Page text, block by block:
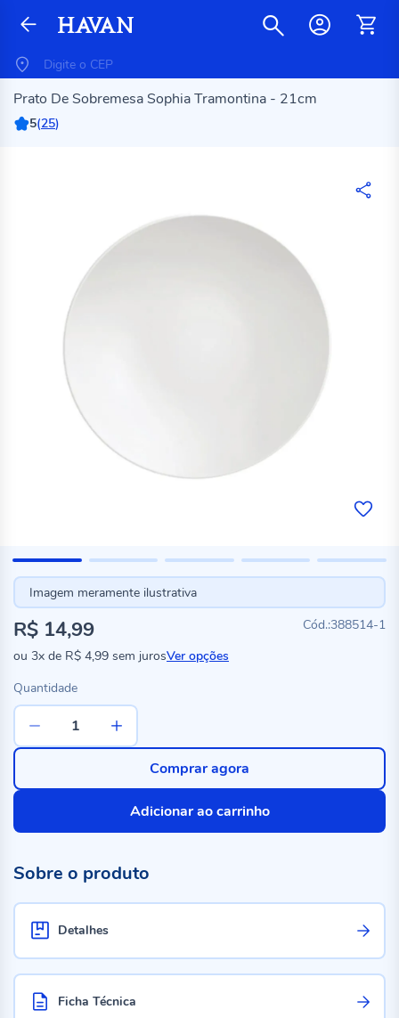
Prato De Sobremesa Sophia Tramontina - 21cm
5(25)
Imagem meramente ilustrativa
388514-1
R$ 14,99
ou 3x de R$ 4,99 sem jurosVer opções
Quantidade
Adicionar ao carrinho
Comprar agora
Sobre o produto
Detalhes
Ficha Técnica